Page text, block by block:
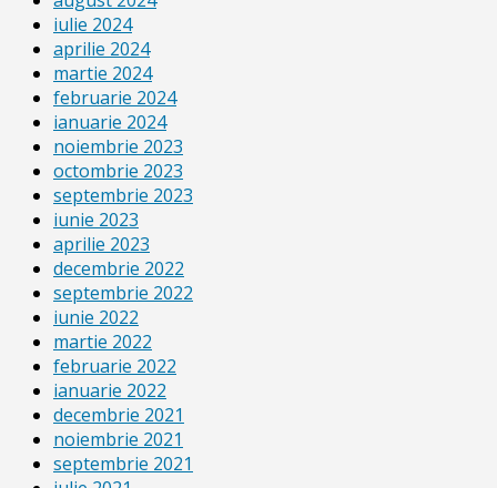
iulie 2024
aprilie 2024
martie 2024
februarie 2024
ianuarie 2024
noiembrie 2023
octombrie 2023
septembrie 2023
iunie 2023
aprilie 2023
decembrie 2022
septembrie 2022
iunie 2022
martie 2022
februarie 2022
ianuarie 2022
decembrie 2021
noiembrie 2021
septembrie 2021